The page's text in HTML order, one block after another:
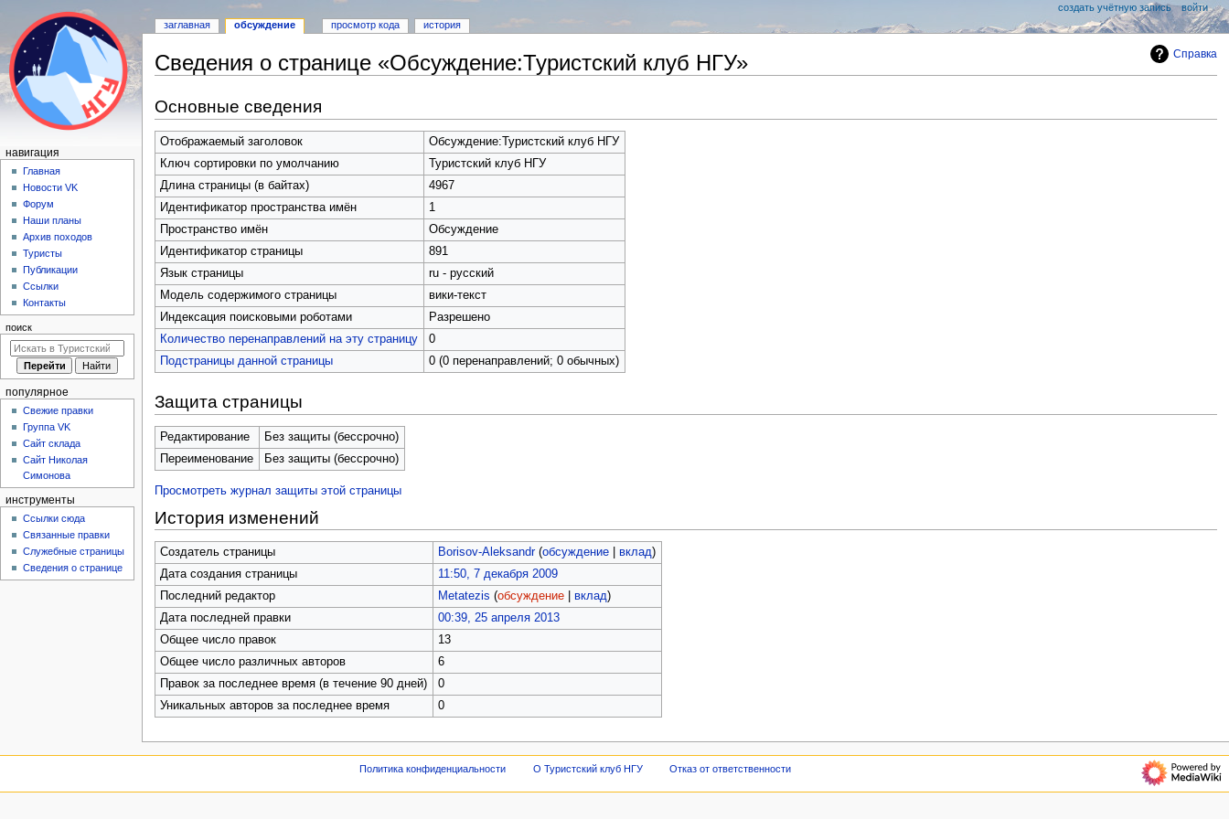
Справка
Сведения о странице «Обсуждение:Туристский клуб НГУ»
к
навигации
к
поиску
Основные сведения
Отображаемый заголовок
Обсуждение:Туристский клуб НГУ
Ключ сортировки по умолчанию
Туристский клуб НГУ
Длина страницы (в байтах)
4967
Идентификатор пространства имён
1
Пространство имён
Обсуждение
Идентификатор страницы
891
Язык страницы
ru - русский
Модель содержимого страницы
вики-текст
Индексация поисковыми роботами
Разрешено
Количество перенаправлений на эту страницу
0
Подстраницы данной страницы
0 (0 перенаправлений; 0 обычных)
Защита страницы
Редактирование
Без защиты (бессрочно)
Переименование
Без защиты (бессрочно)
Просмотреть журнал защиты этой страницы
История изменений
Создатель страницы Borisov-Aleksandr (обсуждение| вклад)
Дата создания страницы
11:50, 7 декабря 2009
Последний редактор
Metatezis (обсуждение| вклад)
Дата последней правки
00:39, 25 апреля 2013
Общее число правок
13
Общее число различных авторов
6
Правок за последнее время (в течение 90 дней)
0
Уникальных авторов за последнее время
0
Н
я
заглавная обсуждение просмотр кода история
создать учётную запись войти
навигация
Главная
Новости VK
Форум
Наши планы
Архив походов
Туристы
Публикации
Ссылки
Контакты
поиск
популярное
Свежие правки
Группа VK
Сайт склада
Сайт Николая
Симонова
инструменты
Ссылки сюда
Связанные правки
Служебные страницы
Сведения о странице
Политика конфиденциальности О Туристский клуб НГУ Отказ от ответственности